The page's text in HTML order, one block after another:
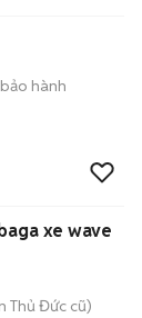
hành
xe wave
Thủ Đức cũ)